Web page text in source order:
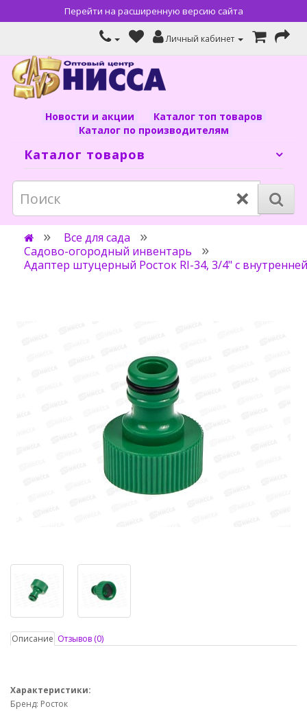
Перейти на расширенную версию сайта
Личный кабинет
Новости и акции
Каталог топ товаров
Каталог по производителям
Каталог товаров
×
Все для сада
Садово-огородный инвентарь
Адаптер штуцерный Росток RI-34, 3/4" с
Описание Отзывов (0)
Характеристики:
Бренд: Росток